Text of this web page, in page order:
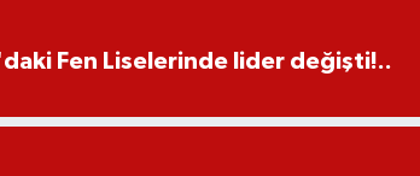
Fen Liselerinde lider değişti!..